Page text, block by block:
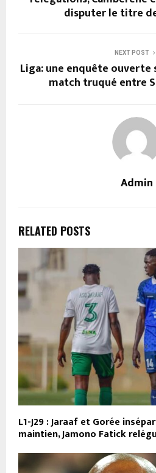
disputer le titre
NEXT POST
Liga: une enquête ouverte
match truqué entre
Admin
RELATED POSTS
L1-J29 : Jaraaf et Gorée
maintien, Jamono Fatick